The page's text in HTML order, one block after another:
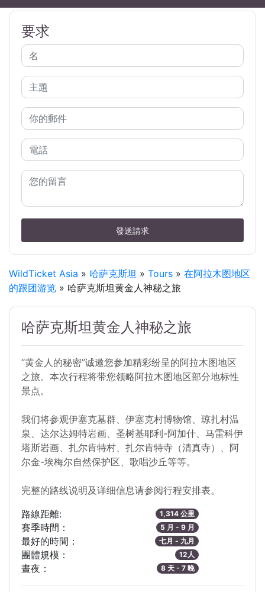
要求
發送請求
WildTicket Asia » 哈萨克斯坦 » Tours » 在阿拉木图地区
的跟团游览 » 哈萨克斯坦黄金人神秘之旅
哈萨克斯坦黄金人神秘之旅
“黄金人的秘密”诚邀您参加精彩纷呈的阿拉木图地区
之旅。本次行程将带您领略阿拉木图地区部分地标性
景点。
我们将参观伊塞克墓群、伊塞克村博物馆、琼扎村温
泉、达尔达姆特岩画、圣树基耶利-阿加什、马雷科伊
塔斯岩画、扎尔肯特村、扎尔肯特寺（清真寺）、阿
尔金-埃梅尔自然保护区、歌唱沙丘等等。
完整的路线说明及详细信息请参阅行程安排表。
路線距離:
1,314 公里
賽季時間： 5 月 - 9 月
最好的時間： 七月 - 九月
團體規模： 12人
晝夜： 8 天 - 7 晚